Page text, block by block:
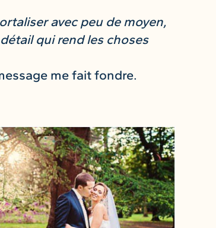
avec peu de moyen,
qui rend les choses
me fait fondre.